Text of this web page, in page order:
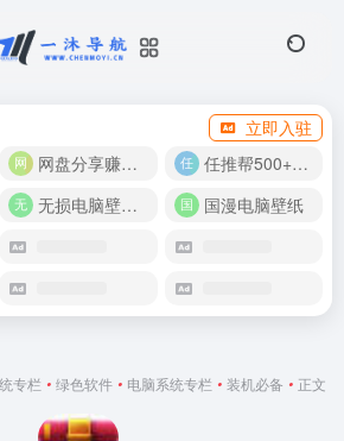
立即入驻
网盘分享赚奖金！
任推帮500+推广项目！
无损电脑壁纸合集 国漫电脑壁纸
专栏 • 绿色软件 • 电脑系统专栏 • 装机必备 • 正文